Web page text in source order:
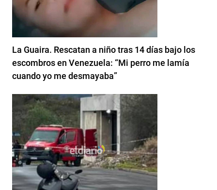
La Guaira. Rescatan a niño tras 14 días bajo los
escombros en Venezuela: “Mi perro me lamía
cuando yo me desmayaba”